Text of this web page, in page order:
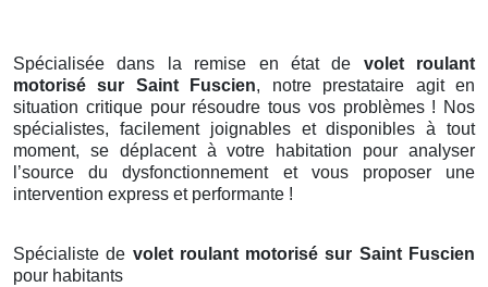
Spécialisée dans la remise en état de volet roulant
motorisé sur Saint Fuscien, notre prestataire agit en
situation critique pour résoudre tous vos problèmes ! Nos
spécialistes, facilement joignables et disponibles à tout
moment, se déplacent à votre habitation pour analyser
l’source du dysfonctionnement et vous proposer une
intervention express et performante !
Spécialiste de volet roulant motorisé sur Saint Fuscien
pour habitants